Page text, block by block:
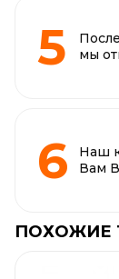
мы
Наш
Вам
ПОХОЖИЕ